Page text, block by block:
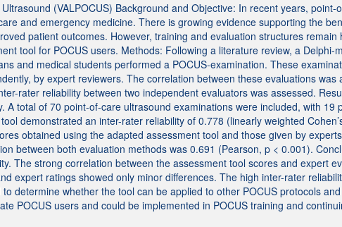
(VALPOCUS) Background and Objective: In recent years, point-
and emergency medicine. There is growing evidence supporting the
patient outcomes. However, training and evaluation structures
tool for POCUS users. Methods: Following a literature review, a Delphi-
and medical students performed a POCUS-examination. These
by expert reviewers. The correlation between these evaluations was
rater reliability between two independent evaluators was assessed.
A total of 70 point-of-care ultrasound examinations were included, with 19
demonstrated an inter-rater reliability of 0.778 (linearly weighted
obtained using the adapted assessment tool and those given by
between both evaluation methods was 0.691 (Pearson, p < 0.001).
The strong correlation between the assessment tool scores and expert
expert ratings showed only minor differences. The high inter-rater
determine whether the tool can be applied to other POCUS protocols
POCUS users and could be implemented in POCUS training and